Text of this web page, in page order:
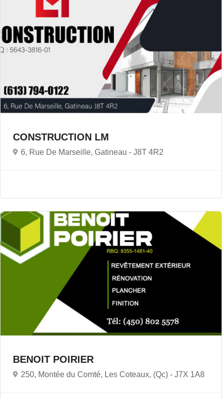
CONSTRUCTION LM
6, Rue De Marseille, Gatineau - J8T 4R2
BENOIT POIRIER
250, Montée du Comté, Les Coteaux, (Qc) - J7X 1A8